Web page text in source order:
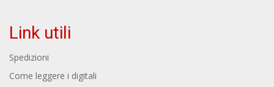
Link utili
Spedizioni
Come leggere i digitali